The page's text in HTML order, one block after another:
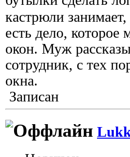
кастрюли
есть дело,
окон. Муж
сотрудник, с тех
окна.
Записан